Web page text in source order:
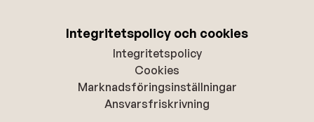
Integritetspolicy och cookies
Integritetspolicy
Cookies
Marknadsföringsinställningar
Ansvarsfriskrivning